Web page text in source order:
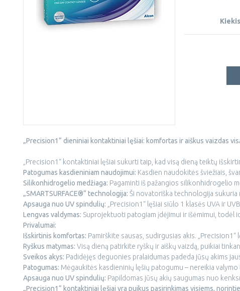
Kiekis
„Precision1“ dieniniai kontaktiniai lęšiai: komfortas ir aiškus vaizdas
„Precision1“ kontaktiniai lęšiai sukurti taip, kad visą dieną teiktų
Patogumas kasdieniniam naudojimui: Kasdien naudokitės šviežiais,
Silikonhidrogelio medžiaga: Pagaminti iš pažangios silikonhidrogelio
„SMARTSURFACE®“ technologija: Ši novatoriška technologija sukuria
Apsauga nuo UV spindulių: „Precision1“ lęšiai siūlo 1 klasės UVA ir
Lengvas valdymas: Suprojektuoti patogiam įdėjimui ir išėmimui, todėl
Privalumai:
Išskirtinis komfortas: Pamirškite sausas, sudirgusias akis.
Ryškus matymas: Visą dieną patirkite ryškų ir aiškų vaizdą, puikiai
Sveikos akys: Padidėjęs deguonies pralaidumas padeda jūsų akims
Patogumas: Mėgaukitės kasdieninių lęšių patogumu – nereikia
Apsauga nuo UV spindulių: Papildomas jūsų akių saugumas nuo
„Precision1“ kontaktiniai lęšiai yra puikus pasirinkimas visiems,